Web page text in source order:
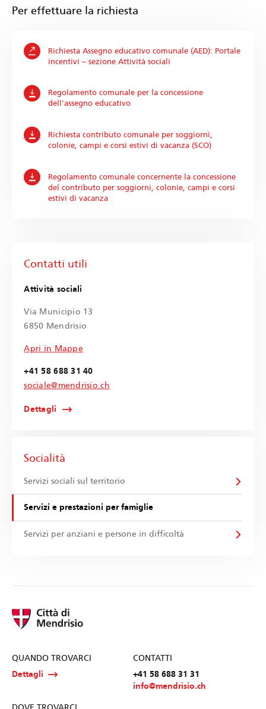
Per effettuare la richiesta
Richiesta Assegno educativo comunale (AED): Portale
incentivi – sezione Attività sociali
Regolamento comunale per la concessione
dell'assegno educativo
Richiesta contributo comunale per soggiorni,
colonie, campi e corsi estivi di vacanza (SCO)
Regolamento comunale concernente la concessione
del contributo per soggiorni, colonie, campi e corsi
estivi di vacanza
Contatti utili
Attività sociali
Via Municipio 13
6850 Mendrisio
Apri in Mappe
+41 58 688 31 40
sociale@mendrisio.ch
Dettagli
Socialità
Servizi sociali sul territorio
Servizi e prestazioni per famiglie
Servizi per anziani e persone in difficoltà
QUANDO TROVARCI
Dettagli
CONTATTI
+41 58 688 31 31
info@mendrisio.ch